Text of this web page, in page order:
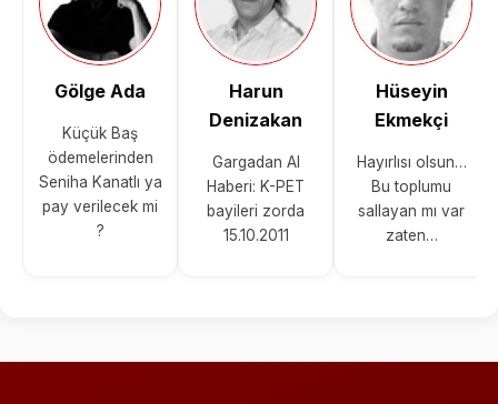
Gölge Ada
Küçük Baş
ödemelerinden
Seniha Kanatlı ya
pay verilecek mi
?
Harun
Denizakan
Gargadan Al
Haberi: K-PET
bayileri zorda
15.10.2011
Hüseyin
Ekmekçi
Hayırlısı olsun…
Bu toplumu
sallayan mı var
zaten…